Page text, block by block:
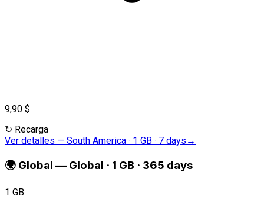
9,90 $
↻ Recarga
Ver detalles — South America · 1 GB · 7 days →
🌍 Global — Global · 1 GB · 365 days
1 GB